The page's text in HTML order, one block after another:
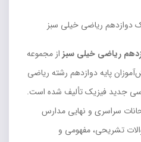
دوازدهم ریاضی خیلی سبز
ریاضی خیلی سبز از مجموعه
پایه دوازدهم رشته ریاضی
جدید فیزیک تألیف شده است.
سراسری و نهایی مدارس
تشریحی، مفهومی و